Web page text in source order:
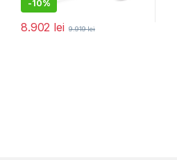
-10%
8.902 lei 9.919lei